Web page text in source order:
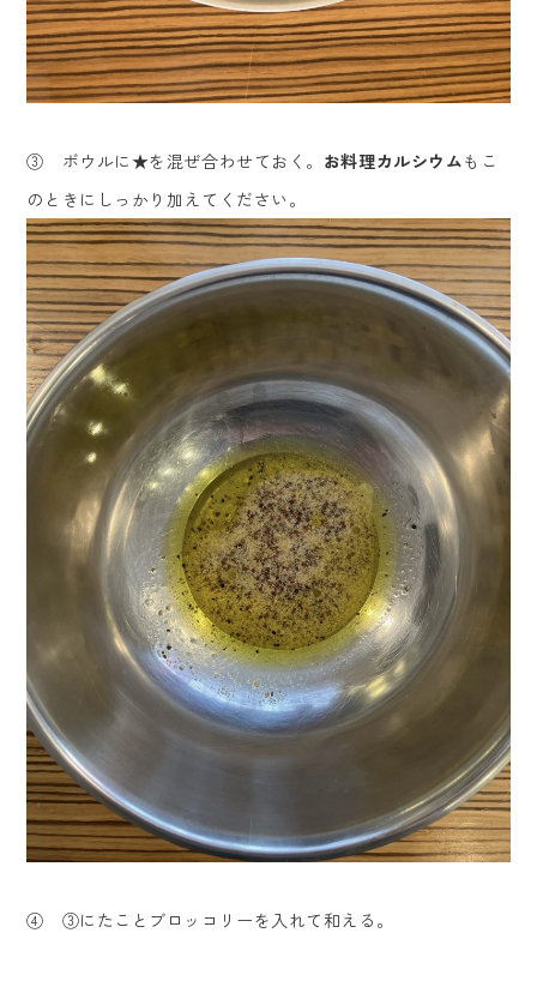
③ ボウルに★を混ぜ合わせておく。 お料理カルシウムもこ
のときにしっかり加えてください。
④ ③にたことブロッコリーを入れて和える。